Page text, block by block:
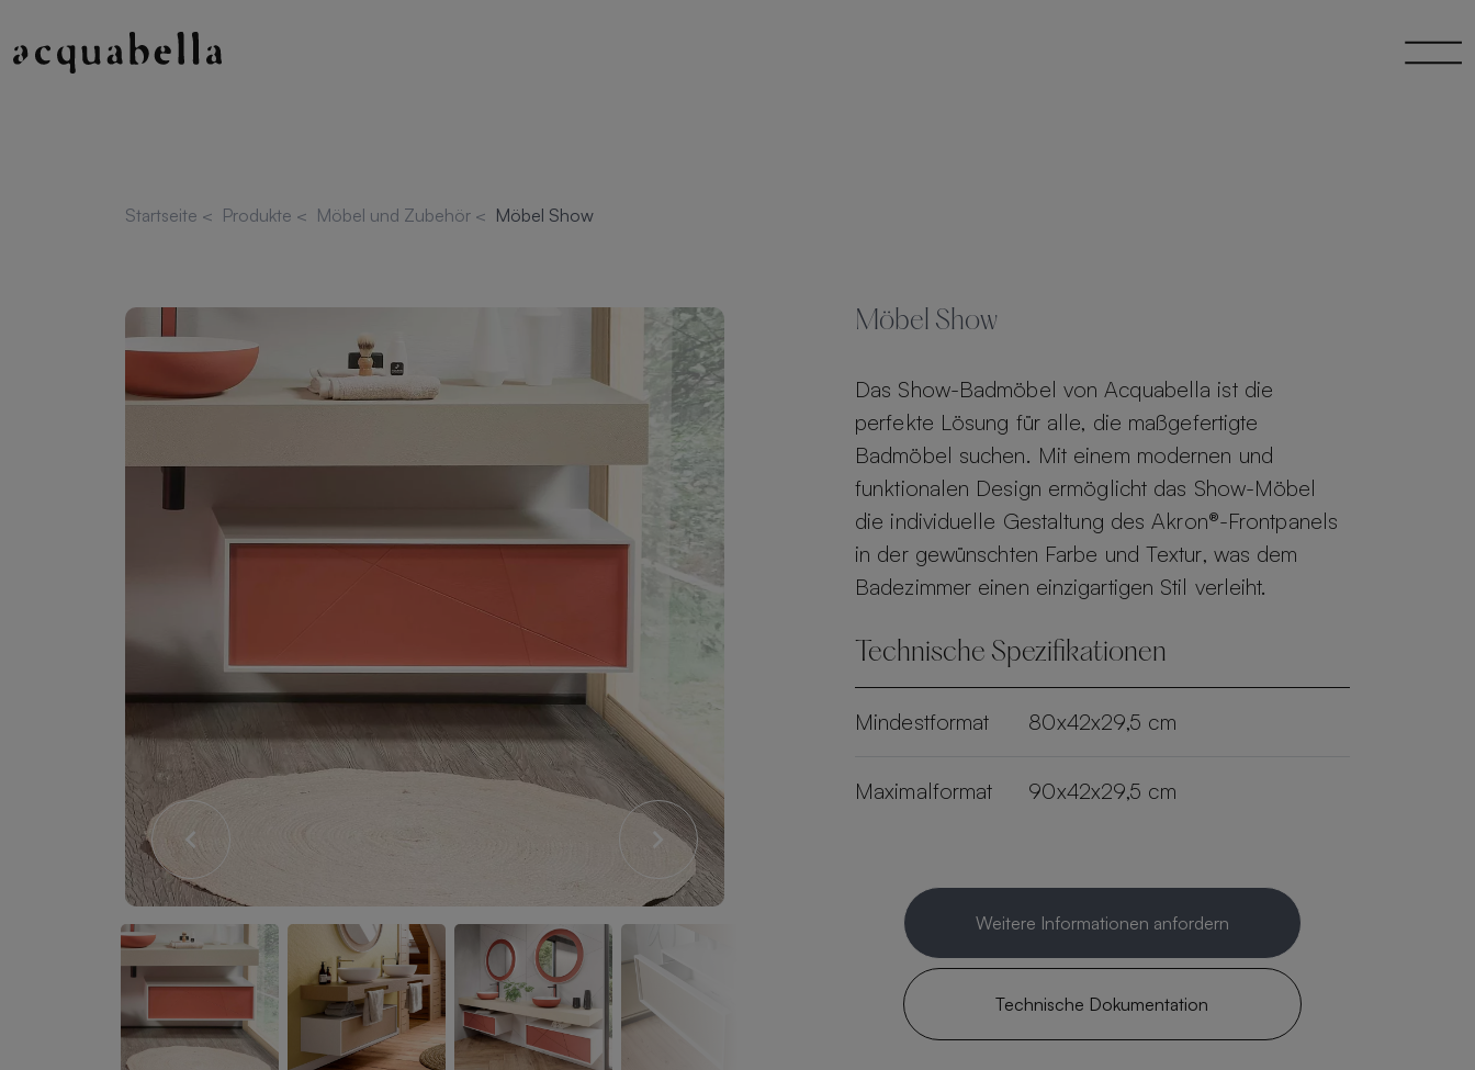
Startseite < Produkte < Möbel und Zubehör < Möbel Show
Möbel Show
Das Show-Badmöbel von Acquabella ist die
perfekte Lösung für alle, die maßgefertigte
Badmöbel suchen. Mit einem modernen und
funktionalen Design ermöglicht das Show-Möbel
die individuelle Gestaltung des Akron®-Frontpanels
in der gewünschten Farbe und Textur, was dem
Badezimmer einen einzigartigen Stil verleiht.
Technische Spezifikationen
Mindestformat 80x42x29,5 cm
Maximalformat 90x42x29,5 cm
Weitere Informationen anfordern
Technische Dokumentation